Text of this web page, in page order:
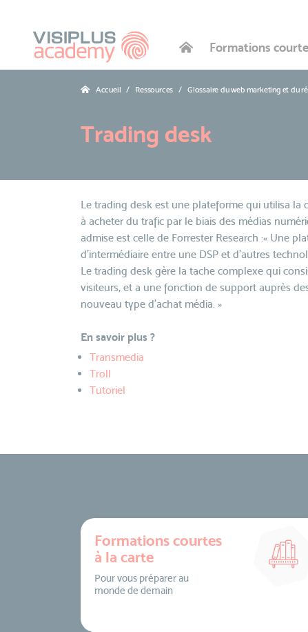
Formations
Accueil Ressources Glossaire du web marketing et du
Trading desk
Le trading desk est une plateforme qui utilisa
à acheter du trafic par le biais des médias
admise est celle de Forrester Research :« Une
d'intermédiaire entre une DSP et d'autres
Le trading desk gère la tache complexe qui
visiteurs, et a une fonction de support auprès
nouveau type d'achat média. »
En savoir plus ?
Transmedia
Troll
Tutoriel
Formations courtes
à la carte
Pour vous préparer au
monde de demain